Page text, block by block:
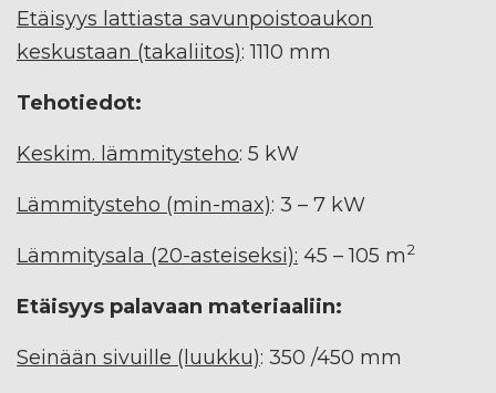
Etäisyys lattiasta savunpoistoaukon
keskustaan (takaliitos): 1110 mm
Tehotiedot:
Keskim. lämmitysteho: 5 kW
Lämmitysteho (min-max): 3 – 7 kW
Lämmitysala (20-asteiseksi): 45 – 105 m2
Etäisyys palavaan materiaaliin:
Seinään sivuille (luukku): 350 /450 mm